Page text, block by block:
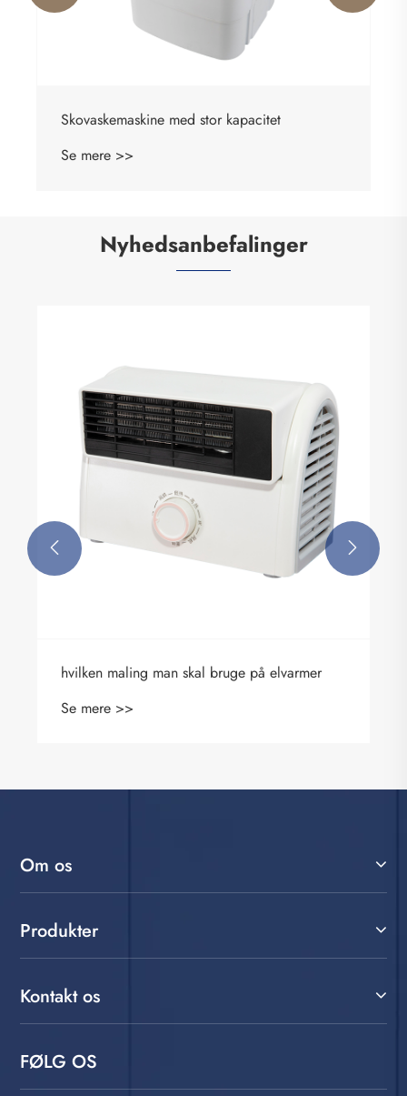
Nyhedsanbefalinger
Hvorfor vælge en bærbar vaskemaskine til
moderne livsstil?
Se mere >>
 
Om os
Produkter
Kontakt os
FØLG OS